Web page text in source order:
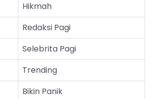
Hikmah
Redaksi Pagi
Selebrita Pagi
Trending
Bikin Panik